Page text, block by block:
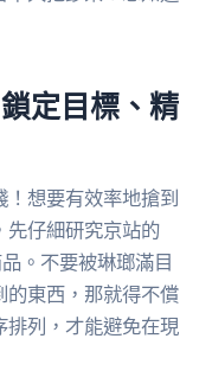
定目標、精
想要有效率地搶到
先仔細研究京站的
。不要被琳瑯滿目
的東西，那就得不償
排列，才能避免在現